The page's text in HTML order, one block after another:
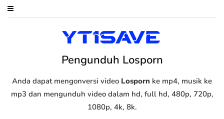
Pengunduh Losporn
Anda dapat mengonversi video Losporn ke mp4, musik ke
mp3 dan mengunduh video dalam hd, full hd, 480p, 720p,
1080p, 4k, 8k.